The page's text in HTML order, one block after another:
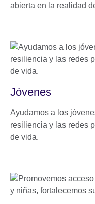
abierta en la realidad
Jóvenes
Ayudamos a los
resiliencia y las redes
de vida.